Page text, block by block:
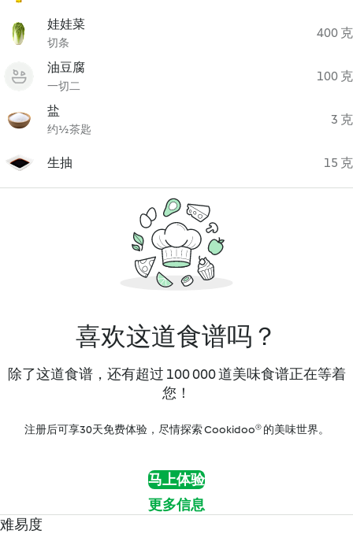
娃娃菜
切条
400 克
油豆腐
一切二
100 克
盐
约½茶匙
3 克
生抽 15 克
喜欢这道食谱吗？
除了这道食谱，还有超过 100 000 道美味食谱正在等着
您！
注册后可享30天免费体验，尽情探索 Cookidoo® 的美味世界。
马上体验
更多信息
难易度